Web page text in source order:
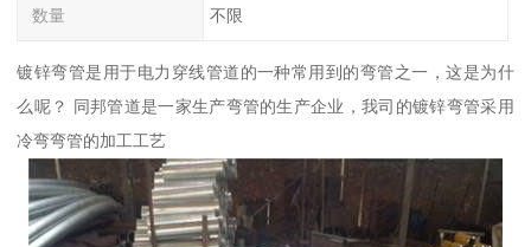
数量 不限
镀锌弯管是用于电力穿线管道的一种常用到的弯管之一，这是为什
么呢？ 同邦管道是一家生产弯管的生产企业，我司的镀锌弯管采用
冷弯弯管的加工工艺